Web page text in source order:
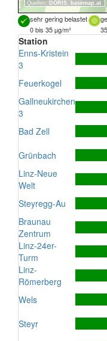
Quellen: DORIS, basemap.at
sehr gering belastet
0 bis 35 µg/m³
Station
Enns-Kristein
3
Feuerkogel
Gallneukirchen
3
Bad Zell
Grünbach
Linz-Neue
Welt
Steyregg-Au
Braunau
Zentrum
Linz-24er-
Turm
Linz-
Römerberg
Wels
Steyr